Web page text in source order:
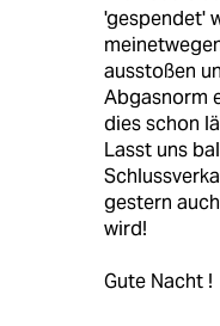
'gespendet'
ausstoßen
Abgasnorm
dies schon
Lasst uns
gestern
wird!
Gute Nacht !